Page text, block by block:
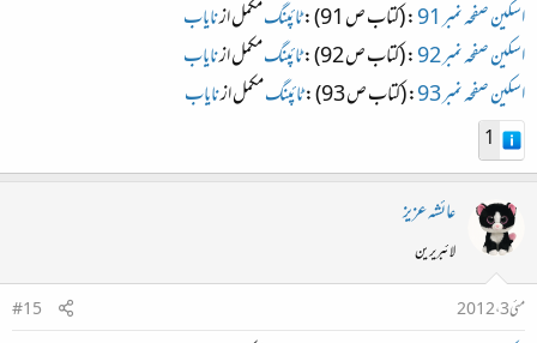
اسکین صفحہ نمبر 91
: (کتاب ص 91) : ٹائپنگ مکمل ازنایاب
اسکین صفحہ نمبر 92
: (کتاب ص 92) : ٹائپنگ مکمل ازنایاب
اسکین صفحہ نمبر 93
: (کتاب ص 93) : ٹائپنگ مکمل ازنایاب
1
عائشہ عزیز
لائبریرین
مئی 3، 2012
#15